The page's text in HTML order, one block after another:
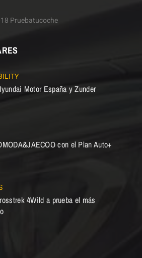
Pruebatucoche
Motor España y Zunder
con el Plan Auto+
4Wild a prueba el más